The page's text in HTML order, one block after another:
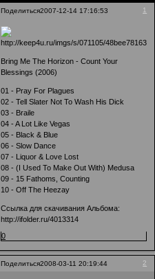
Поделиться 1
2007-12-14 17:16:53
Bring Me The Horizon - Count Your
Blessings (2006)
01 - Pray For Plagues
02 - Tell Slater Not To Wash His Dick
03 - Braile
04 - A Lot Like Vegas
05 - Black & Blue
06 - Slow Dance
07 - Liquor & Love Lost
08 - (I Used To Make Out With) Medusa
09 - 15 Fathoms, Counting
10 - Off The Heezay
Ссылка для скачивания Альбома:
http://ifolder.ru/4013314
0
Поделиться 2
2008-03-11 20:19:44